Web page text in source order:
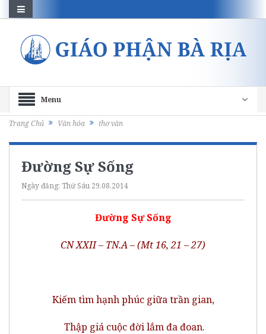
Menu
Trang Chủ Văn hóa thơ văn
Đường Sự Sống
Ngày đăng: Thứ Sáu 29.08.2014
Đường Sự Sống
CN XXII – TN.A – (Mt 16, 21 – 27)
Kiếm tìm hạnh phúc giữa trần gian,
Thập giá cuộc đời lắm đa đoan.